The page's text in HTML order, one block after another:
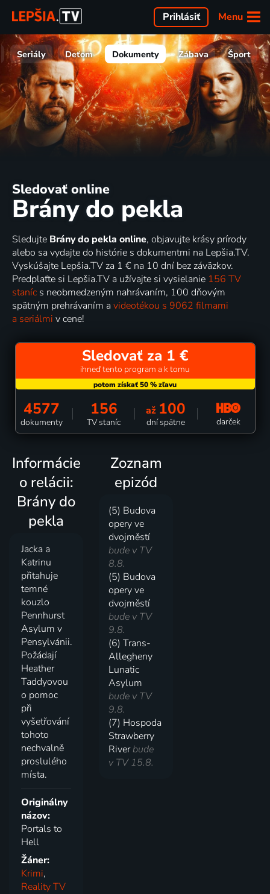
Menu
Prihlásiť
Seriály Deťom Dokumenty Zábava Šport
Sledovať online
Brány do pekla
Sledujte Brány do pekla online, objavujte krásy prírody
alebo sa vydajte do histórie s dokumentmi na Lepšia.TV.
Vyskúšajte Lepšia.TV za 1 € na 10 dní bez záväzkov.
Predplaťte si Lepšia.TV a užívajte si vysielanie 156 TV
staníc s neobmedzeným nahrávaním, 100 dňovým
spätným prehrávaním a videotékou s 9062 filmami
a seriálmi v cene!
Sledovať za 1 €
ihneď tento program a k tomu
4577
dokumenty
156
TV staníc
až 100
dní spätne darček
Informácie
o relácii:
Brány do
pekla
Jacka a
Katrinu
přitahuje
temné
kouzlo
Pennhurst
Asylum v
Pensylvánii.
Požádají
Heather
Taddyovou
o pomoc
při
vyšetřování
tohoto
nechvalně
proslulého
místa.
Originálny
názov:
Portals to
Hell
Žáner:
Krimi,
Reality TV
Zoznam
epizód
(5) Budova
opery ve
dvojměstí
bude v TV
8.8.
(5) Budova
opery ve
dvojměstí
bude v TV
9.8.
(6) Trans-
Allegheny
Lunatic
Asylum
bude v TV
9.8.
(7) Hospoda
Strawberry
Riverbude
v TV 15.8.